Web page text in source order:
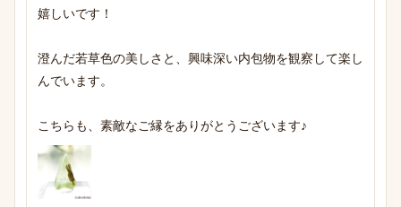
嬉しいです！
澄んだ若草色の美しさと、興味深い内包物を観察して楽し
んでいます。
こちらも、素敵なご縁をありがとうございます♪